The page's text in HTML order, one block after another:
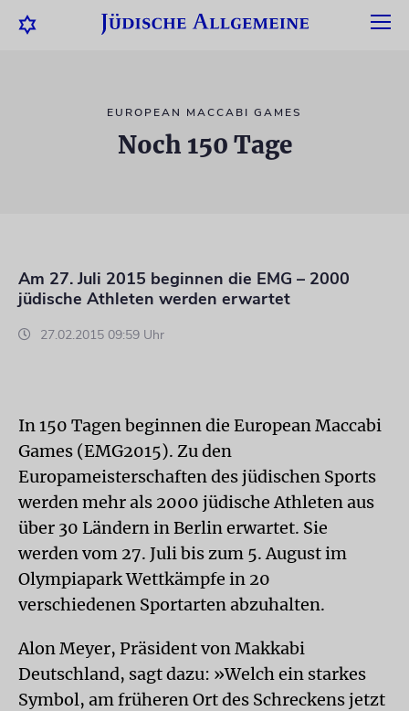
EUROPEAN MACCABI GAMES
Noch 150 Tage
Am 27. Juli 2015 beginnen die EMG – 2000
jüdische Athleten werden erwartet
27.02.2015 09:59 Uhr
In 150 Tagen beginnen die European Maccabi
Games (EMG2015). Zu den
Europameisterschaften des jüdischen Sports
werden mehr als 2000 jüdische Athleten aus
über 30 Ländern in Berlin erwartet. Sie
werden vom 27. Juli bis zum 5. August im
Olympiapark Wettkämpfe in 20
verschiedenen Sportarten abzuhalten.
Alon Meyer, Präsident von Makkabi
Deutschland, sagt dazu: »Welch ein starkes
Symbol, am früheren Ort des Schreckens jetzt